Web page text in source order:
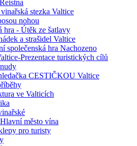
stezka Valtice
nohou
hra - Útěk ze šatlavy
a strašidel Valtice
společenská hra Nachozeno
Prezentace turistických cílů
CESTIČKOU Valtice
ve Valticích
město vína
pro turisty